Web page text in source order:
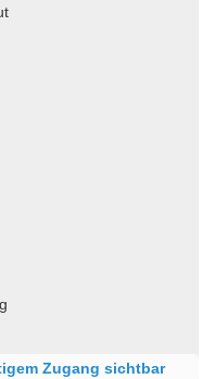
Zugang sichtbar